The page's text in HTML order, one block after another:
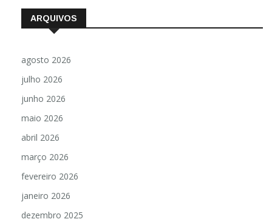
ARQUIVOS
agosto 2026
julho 2026
junho 2026
maio 2026
abril 2026
março 2026
fevereiro 2026
janeiro 2026
dezembro 2025